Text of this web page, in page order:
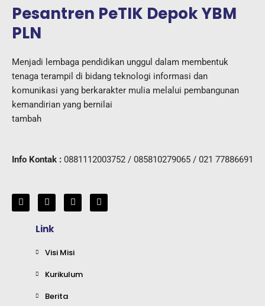
Pesantren PeTIK Depok YBM
PLN
Menjadi lembaga pendidikan unggul dalam membentuk
tenaga terampil di bidang teknologi informasi dan
komunikasi yang berkarakter mulia melalui pembangunan
kemandirian yang bernilai
tambah
Info Kontak : 0881112003752 / 085810279065 / 021 77886691
I
n
s
Y
o
u
t
u
e
L
i
n
i
F
a
c
Link
Visi Misi
Kurikulum
Berita